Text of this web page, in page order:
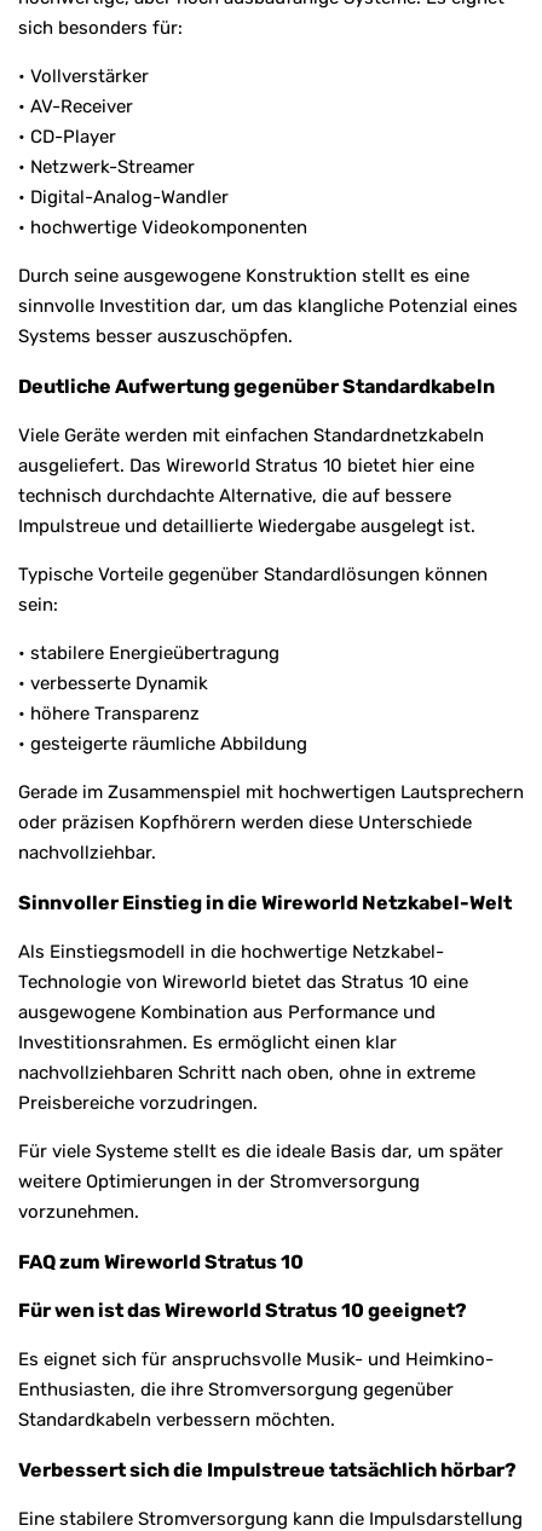
sich besonders für:
• Vollverstärker
• AV-Receiver
• CD-Player
• Netzwerk-Streamer
• Digital-Analog-Wandler
• hochwertige Videokomponenten
Durch seine ausgewogene Konstruktion stellt es eine
sinnvolle Investition dar, um das klangliche Potenzial eines
Systems besser auszuschöpfen.
Deutliche Aufwertung gegenüber Standardkabeln
Viele Geräte werden mit einfachen Standardnetzkabeln
ausgeliefert. Das Wireworld Stratus 10 bietet hier eine
technisch durchdachte Alternative, die auf bessere
Impulstreue und detaillierte Wiedergabe ausgelegt ist.
Typische Vorteile gegenüber Standardlösungen können
sein:
• stabilere Energieübertragung
• verbesserte Dynamik
• höhere Transparenz
• gesteigerte räumliche Abbildung
Gerade im Zusammenspiel mit hochwertigen Lautsprechern
oder präzisen Kopfhörern werden diese Unterschiede
nachvollziehbar.
Sinnvoller Einstieg in die Wireworld Netzkabel-Welt
Als Einstiegsmodell in die hochwertige Netzkabel-
Technologie von Wireworld bietet das Stratus 10 eine
ausgewogene Kombination aus Performance und
Investitionsrahmen. Es ermöglicht einen klar
nachvollziehbaren Schritt nach oben, ohne in extreme
Preisbereiche vorzudringen.
Für viele Systeme stellt es die ideale Basis dar, um später
weitere Optimierungen in der Stromversorgung
vorzunehmen.
FAQ zum Wireworld Stratus 10
Für wen ist das Wireworld Stratus 10 geeignet?
Es eignet sich für anspruchsvolle Musik- und Heimkino-
Enthusiasten, die ihre Stromversorgung gegenüber
Standardkabeln verbessern möchten.
Verbessert sich die Impulstreue tatsächlich hörbar?
Eine stabilere Stromversorgung kann die Impulsdarstellung